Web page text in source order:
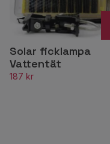
Solar ficklampa
Vattentät
187 kr